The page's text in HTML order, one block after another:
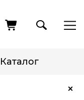
Каталог
×